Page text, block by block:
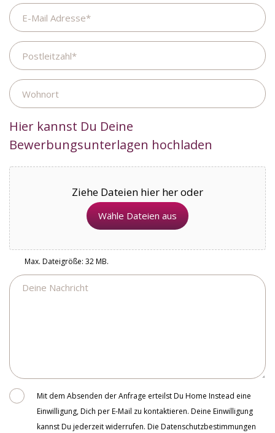
E-
Mail
Adresse
Postleitzahl
Wohnort
Hier kannst Du Deine
Bewerbungsunterlagen hochladen
Ziehe Dateien hier her oder
Wähle Dateien aus
Max. Dateigröße: 32 MB.
Nachricht
ConsentMit dem Absenden der Anfrage erteilst Du Home Instead eine
Einwilligung, Dich per E-Mail zu kontaktieren. Deine Einwilligung
kannst Du jederzeit widerrufen. Die Datenschutzbestimmungen